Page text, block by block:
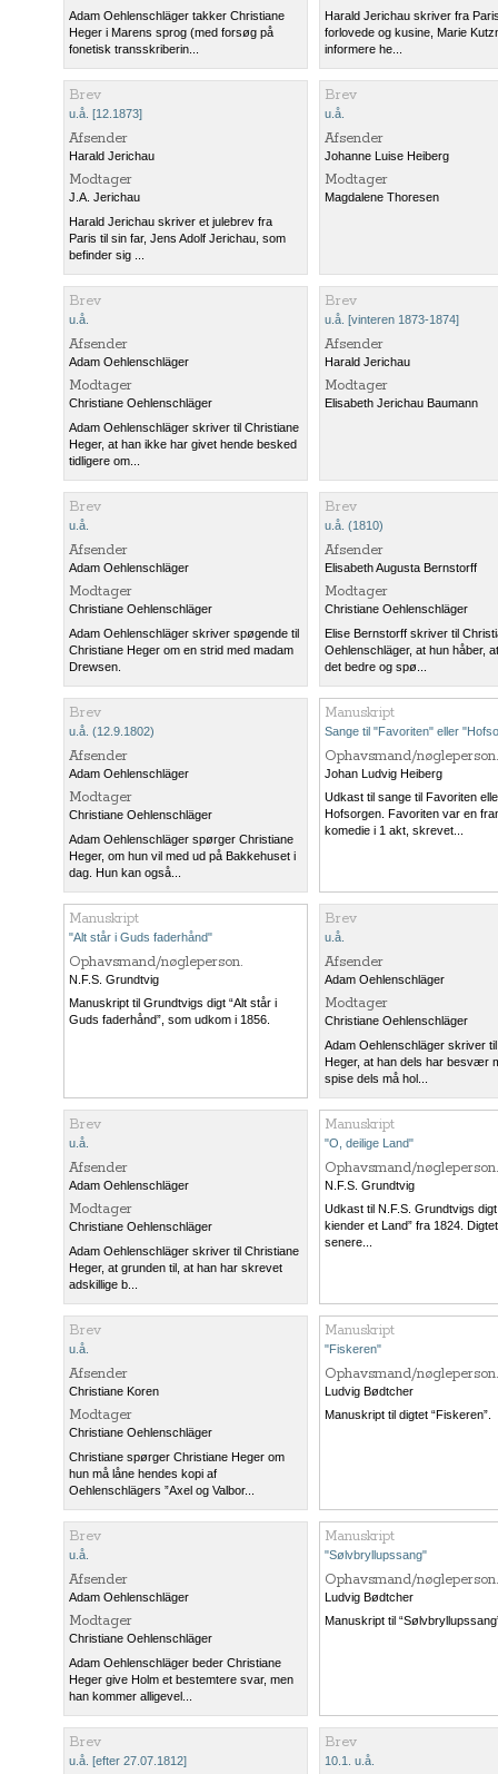
Adam Oehlenschläger takker Christiane
Heger i Marens sprog (med forsøg på
fonetisk transskriberin...
Harald Jerichau skriver fra
forlovede og kusine, Marie
informere he...
Brev
u.å. [12.1873]
Afsender
Harald Jerichau
Modtager
J.A. Jerichau
Harald Jerichau skriver et julebrev fra
Paris til sin far, Jens Adolf Jerichau, som
befinder sig ...
Brev
u.å.
Afsender
Johanne Luise Heiberg
Modtager
Magdalene Thoresen
Brev
u.å.
Afsender
Adam Oehlenschläger
Modtager
Christiane Oehlenschläger
Adam Oehlenschläger skriver til Christiane
Heger, at han ikke har givet hende besked
tidligere om...
Brev
u.å. [vinteren 1873-1874]
Afsender
Harald Jerichau
Modtager
Elisabeth Jerichau Baumann
Brev
u.å.
Afsender
Adam Oehlenschläger
Modtager
Christiane Oehlenschläger
Adam Oehlenschläger skriver spøgende til
Christiane Heger om en strid med madam
Drewsen.
Brev
u.å. (1810)
Afsender
Elisabeth Augusta Bernstorff
Modtager
Christiane Oehlenschläger
Elise Bernstorff skriver til
Oehlenschläger, at hun håber,
det bedre og spø...
Brev
u.å. (12.9.1802)
Afsender
Adam Oehlenschläger
Modtager
Christiane Oehlenschläger
Adam Oehlenschläger spørger Christiane
Heger, om hun vil med ud på Bakkehuset i
dag. Hun kan også...
Manuskript
Sange til "Favoriten" eller
Ophavsmand/nøgleperson.
Johan Ludvig Heiberg
Udkast til sange til Favoriten
Hofsorgen. Favoriten var en
komedie i 1 akt, skrevet...
Manuskript
"Alt står i Guds faderhånd"
Ophavsmand/nøgleperson.
N.F.S. Grundtvig
Manuskript til Grundtvigs digt “Alt står i
Guds faderhånd”, som udkom i 1856.
Brev
u.å.
Afsender
Adam Oehlenschläger
Modtager
Christiane Oehlenschläger
Adam Oehlenschläger skriver
Heger, at han dels har besvær
spise dels må hol...
Brev
u.å.
Afsender
Adam Oehlenschläger
Modtager
Christiane Oehlenschläger
Adam Oehlenschläger skriver til Christiane
Heger, at grunden til, at han har skrevet
adskillige b...
Manuskript
"O, deilige Land"
Ophavsmand/nøgleperson.
N.F.S. Grundtvig
Udkast til N.F.S. Grundtvigs digt
kiender et Land” fra 1824.
senere...
Brev
u.å.
Afsender
Christiane Koren
Modtager
Christiane Oehlenschläger
Christiane spørger Christiane Heger om
hun må låne hendes kopi af
Oehlenschlägers ”Axel og Valbor...
Manuskript
"Fiskeren"
Ophavsmand/nøgleperson.
Ludvig Bødtcher
Manuskript til digtet “Fiskeren”.
Brev
u.å.
Afsender
Adam Oehlenschläger
Modtager
Christiane Oehlenschläger
Adam Oehlenschläger beder Christiane
Heger give Holm et bestemtere svar, men
han kommer alligevel...
Manuskript
"Sølvbryllupssang"
Ophavsmand/nøgleperson.
Ludvig Bødtcher
Manuskript til
Brev
u.å. [efter 27.07.1812]
Brev
10.1. u.å.